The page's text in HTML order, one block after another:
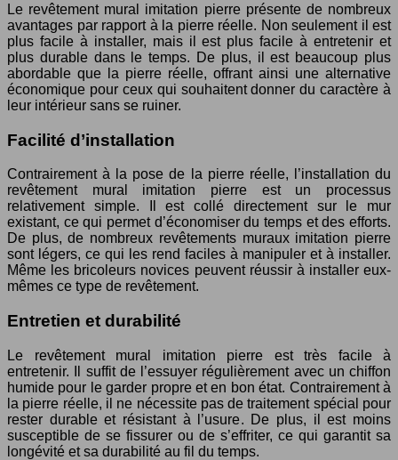
Le revêtement mural imitation pierre présente de nombreux
avantages par rapport à la pierre réelle. Non seulement il est
plus facile à installer, mais il est plus facile à entretenir et
plus durable dans le temps. De plus, il est beaucoup plus
abordable que la pierre réelle, offrant ainsi une alternative
économique pour ceux qui souhaitent donner du caractère à
leur intérieur sans se ruiner.
Facilité d’installation
Contrairement à la pose de la pierre réelle, l’installation du
revêtement mural imitation pierre est un processus
relativement simple. Il est collé directement sur le mur
existant, ce qui permet d’économiser du temps et des efforts.
De plus, de nombreux revêtements muraux imitation pierre
sont légers, ce qui les rend faciles à manipuler et à installer.
Même les bricoleurs novices peuvent réussir à installer eux-
mêmes ce type de revêtement.
Entretien et durabilité
Le revêtement mural imitation pierre est très facile à
entretenir. Il suffit de l’essuyer régulièrement avec un chiffon
humide pour le garder propre et en bon état. Contrairement à
la pierre réelle, il ne nécessite pas de traitement spécial pour
rester durable et résistant à l’usure. De plus, il est moins
susceptible de se fissurer ou de s’effriter, ce qui garantit sa
longévité et sa durabilité au fil du temps.